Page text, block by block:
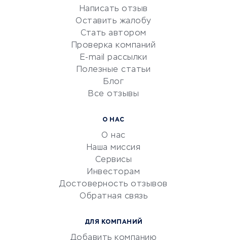
Репетиторство
Красота и здоровье
Сервисы по поиску работы
Сетевой маркетинг
УСЛУГИ ДЛЯ БИЗНЕСА
документооборот
Юридические компании
Написать отзыв
Оставить жалобу
Стать автором
Проверка компаний
E-mail рассылки
Полезные статьи
Блог
Все отзывы
О НАС
О нас
Наша миссия
Сервисы
Инвесторам
Достоверность отзывов
Обратная связь
ДЛЯ КОМПАНИЙ
Добавить компанию